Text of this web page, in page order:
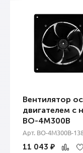
Вентилятор
двигателем с
ВО-4М300В
Арт. ВО-4М300B-
11 043 ₽